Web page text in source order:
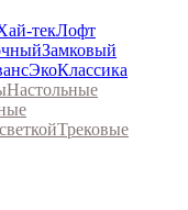
текЛофт
Замковый
ЭкоКлассика
Настольные
Трековые